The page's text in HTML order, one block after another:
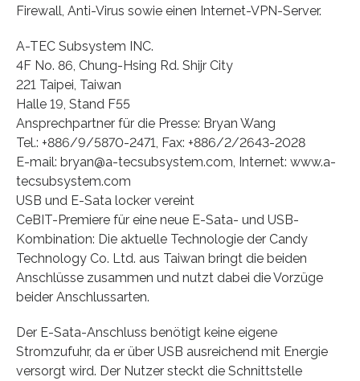
Firewall, Anti-Virus sowie einen Internet-VPN-Server.
A-TEC Subsystem INC.
4F No. 86, Chung-Hsing Rd. Shijr City
221 Taipei, Taiwan
Halle 19, Stand F55
Ansprechpartner für die Presse: Bryan Wang
Tel.: +886/9/5870-2471, Fax: +886/2/2643-2028
E-mail: bryan@a-tecsubsystem.com, Internet: www.a-
tecsubsystem.com
USB und E-Sata locker vereint
CeBIT-Premiere für eine neue E-Sata- und USB-
Kombination: Die aktuelle Technologie der Candy
Technology Co. Ltd. aus Taiwan bringt die beiden
Anschlüsse zusammen und nutzt dabei die Vorzüge
beider Anschlussarten.
Der E-Sata-Anschluss benötigt keine eigene
Stromzufuhr, da er über USB ausreichend mit Energie
versorgt wird. Der Nutzer steckt die Schnittstelle